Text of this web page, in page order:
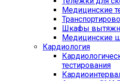
Медицинские
Шкафы
Медицинские
Кардиология
тестирования